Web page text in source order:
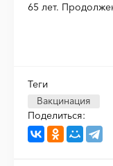
65 лет.
Теги
Вакцинация
Поделиться: